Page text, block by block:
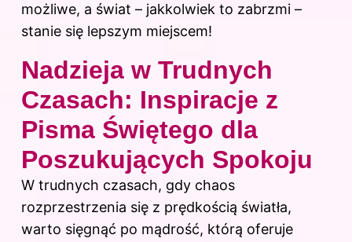
możliwe, a świat – jakkolwiek to zabrzmi –
stanie się lepszym miejscem!
Nadzieja w Trudnych
Czasach: Inspiracje z
Pisma Świętego dla
Poszukujących Spokoju
W trudnych czasach, gdy chaos
rozprzestrzenia się z prędkością światła,
warto sięgnąć po mądrość, którą oferuje